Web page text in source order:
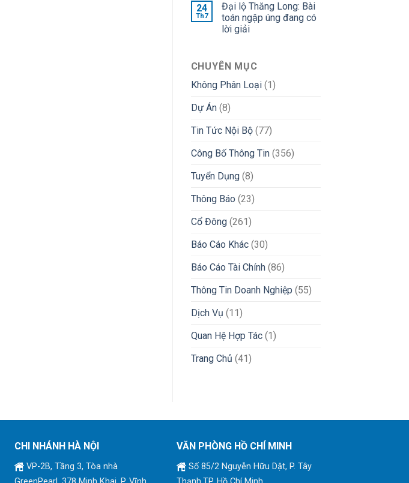
24
Th7
Đại lộ Thăng Long: Bài
toán ngập úng đang có
lời giải
CHUYÊN MỤC
Không Phân Loại(1)
Dự Án(8)
Tin Tức Nội Bộ(77)
Công Bố Thông Tin(356)
Tuyển Dụng(8)
Thông Báo (23)
Cổ Đông(261)
Báo Cáo Khác(30)
Báo Cáo Tài Chính(86)
Thông Tin Doanh Nghiệp (55)
Dịch Vụ (11)
Quan Hệ Hợp Tác(1)
Trang Chủ (41)
CHI NHÁNH HÀ NỘI
VP-2B, Tầng 3, Tòa nhà
VĂN PHÒNG HỒ CHÍ MINH
Số 85/2 Nguyễn Hữu Dật, P. Tây